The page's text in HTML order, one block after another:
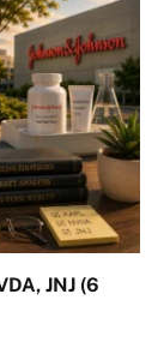
JNJ (6